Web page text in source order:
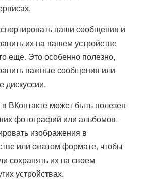
ваши сообщения и
их на вашем устройстве
еще. Это особенно полезно,
важные сообщения или
дискуссии.
в ВКонтакте может быть полезен
фотографий или альбомов.
изображения в
или сжатом формате, чтобы
сохранять их на своем
устройствах.